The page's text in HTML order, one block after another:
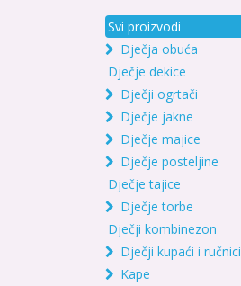
Svi proizvodi
Dječja obuća
Dječje dekice
Dječji ogrtači
Dječje jakne
Dječje majice
Dječje posteljine
Dječje tajice
Dječje torbe
Dječji kombinezon
Dječji kupaći i ručnici
Kape